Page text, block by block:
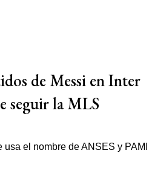
de Messi en Inter
seguir la MLS